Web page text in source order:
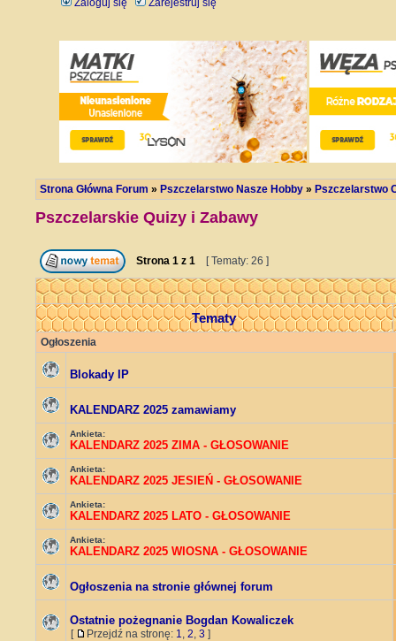
Zaloguj się Zarejestruj się
Strona Główna Forum » Pszczelarstwo Nasze Hobby » Pszczelarstwo
Pszczelarskie Quizy i Zabawy
Strona 1 z 1 [ Tematy: 26 ]
Tematy
Ogłoszenia
Blokady IP
KALENDARZ 2025 zamawiamy
Ankieta:
KALENDARZ 2025 ZIMA - GŁOSOWANIE
Ankieta:
KALENDARZ 2025 JESIEŃ - GŁOSOWANIE
Ankieta:
KALENDARZ 2025 LATO - GŁOSOWANIE
Ankieta:
KALENDARZ 2025 WIOSNA - GŁOSOWANIE
Ogłoszenia na stronie głównej forum
Ostatnie pożegnanie Bogdan Kowaliczek
[ Przejdź na stronę: 1, 2, 3 ]